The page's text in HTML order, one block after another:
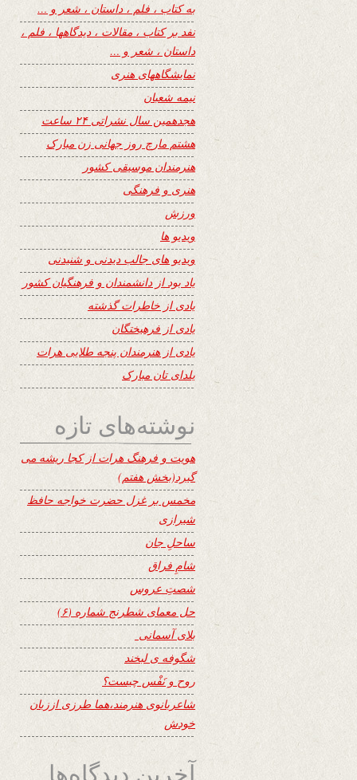
به کتاب ، فلم ، داستان ، شعر و …
نفد بر کتاب ، مقالات ، دیدگاهها ، فلم ،
داستان ، شعر و …
نمایشگاههای هنری
نیمه شعبان
هجدهمین سال نشراتی ۲۴ ساعت
هشتم مارچ روز جهانی زن مبارک
هنرمندان موسیقی کشور
هنری و فرهنگی
ورزش
ویدیو ها
ویدیو های جالب دیدنی و شنیدنی
یاد بود از دانشمندان و فرهنگیان کشور
یادی از خاطرات گذشته
یادی از فرهیختگان
یادی از هنرمندان پنجه طلایی هرات
یلدای تان مبارک
نوشته‌های تازه
هویت و فرهنگ هرات از کجا ریشه می
گیرد(بخش هفتم)
مخمس بر غزل حضرت خواجه حافظ
شیرازی
ساحلِ جان
شامِ فراق
شصتِ عروس
حل معمای شطرنج شماره (۶)
بلای آسمانی
شگوفه ى لبخند
روح و نَفْس چیست؟
شاعربانوی هنرمند،هما طرزی اززبان
خودش
آخرین دیدگاه‌ها